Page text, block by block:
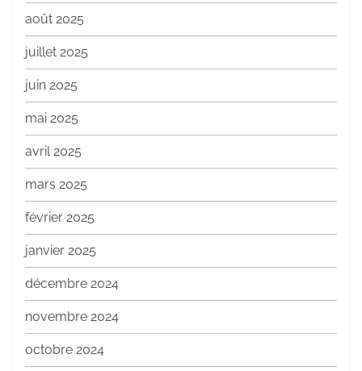
août 2025
juillet 2025
juin 2025
mai 2025
avril 2025
mars 2025
février 2025
janvier 2025
décembre 2024
novembre 2024
octobre 2024